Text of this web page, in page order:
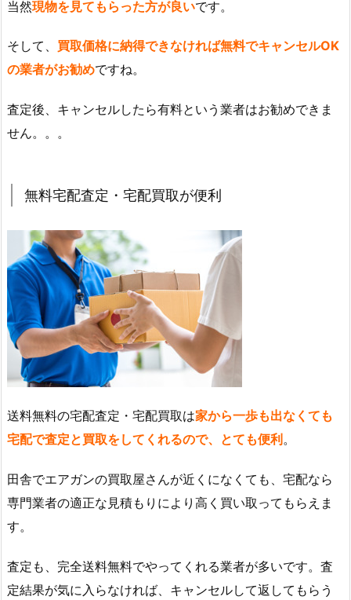
当然現物を見てもらった方が良いです。
そして、 買取価格に納得できなければ無料でキャンセルOK
の業者がお勧めですね。
査定後、キャンセルしたら有料という業者はお勧めできま
せん。。。
無料宅配査定・宅配買取が便利
送料無料の宅配査定・宅配買取は家から一歩も出なくても
宅配で査定と買取をしてくれるので、とても便利。
田舎でエアガンの買取屋さんが近くになくても、宅配なら
専門業者の適正な見積もりにより高く買い取ってもらえま
す。
査定も、完全送料無料でやってくれる業者が多いです。査
定結果が気に入らなければ、キャンセルして返してもらう